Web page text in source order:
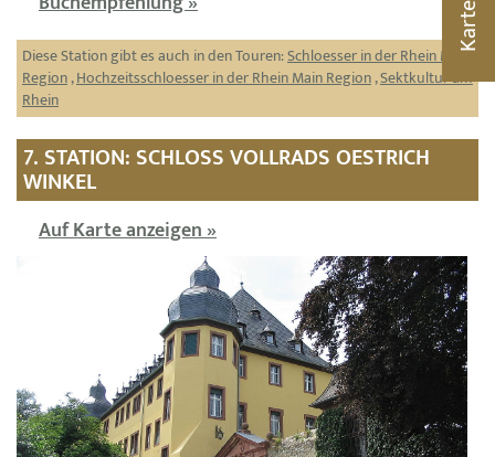
Diese Station gibt es auch in den Touren:Schloesser in der Rhein Main
Region,Hochzeitsschloesser in der Rhein Main Region,Sektkultur am
Rhein
7. STATION: SCHLOSS VOLLRADS OESTRICH
WINKEL
Auf Karte anzeigen »
Karte